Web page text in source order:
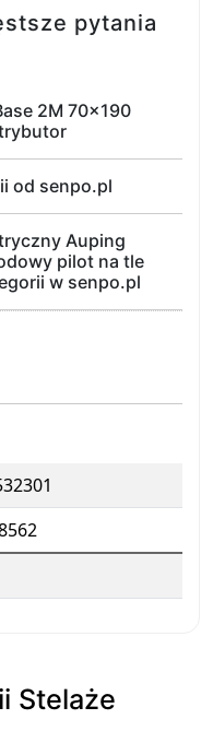
pytania
2M 70x190
od senpo.pl
Auping
pilot na tle
w senpo.pl
Stelaże